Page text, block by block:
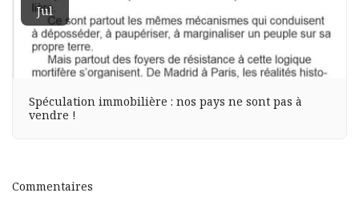
Jul
Spéculation immobilière : nos pays ne sont pas à
vendre !
Commentaires